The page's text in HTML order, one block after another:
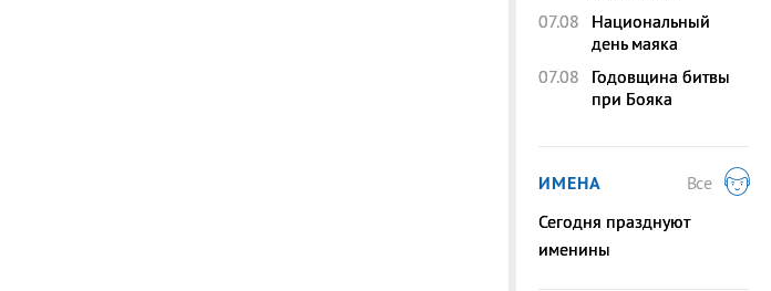
07.08
Национальный
день маяка
07.08
Годовщина битвы
при Бояка
ИМЕНА
Все
Сегодня празднуют
именины